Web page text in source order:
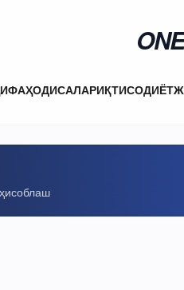
ҲОДИСАЛАРИҚТИСОДИЁТ